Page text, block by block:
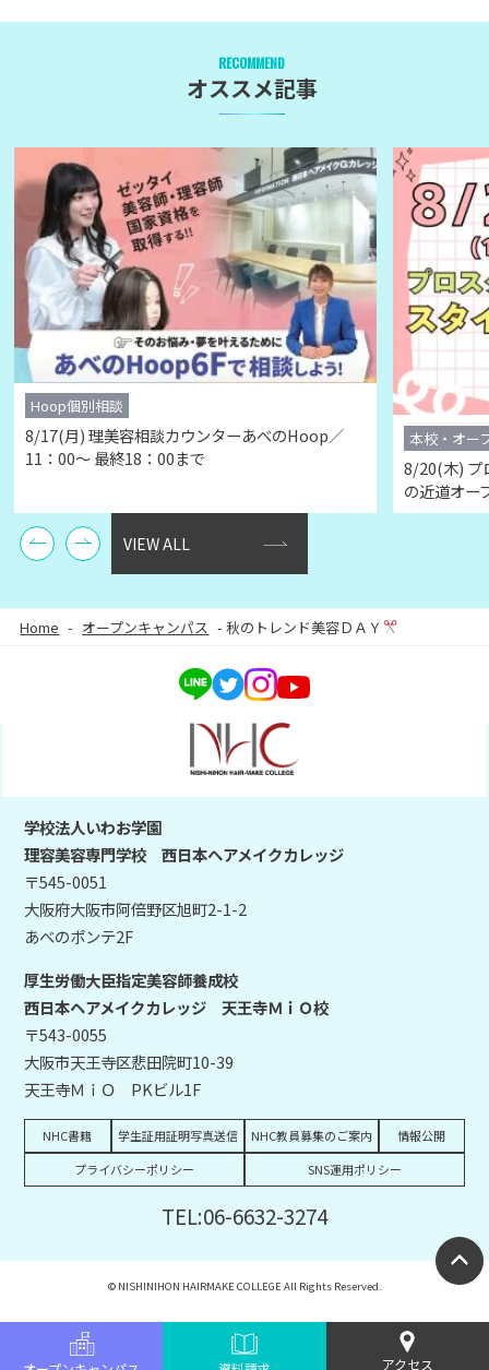
アクセス
RECOMMEND
オススメ記事
Hoop個別相談
8/17(月) 理美容相談カウンターあべのHoop／
11：00～ 最終18：00まで
本校・オー
8/20(木) プ
の近道オー
VIEW ALL
Home - オープンキャンパス -秋のトレンド美容ＤＡＹ
学校法人いわお学園
理容美容専門学校 西日本ヘアメイクカレッジ
〒545-0051
大阪府大阪市阿倍野区旭町2-1-2
あべのポンテ2F
厚生労働大臣指定美容師養成校
西日本ヘアメイクカレッジ 天王寺ＭｉＯ校
〒543-0055
大阪市天王寺区悲田院町10-39
天王寺ＭｉＯ PKビル1F
NHC書籍 学生証用証明写真送信 NHC教員募集のご案内
情報公開
プライバシーポリシー
SNS運用ポリシー
TEL:06-6632-3274
© NISHINIHON HAIRMAKE COLLEGE All Rights Reserved.